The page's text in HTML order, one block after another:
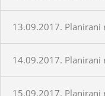
13.09.2017. Planirani
14.09.2017. Planirani
15.09.2017. Planirani